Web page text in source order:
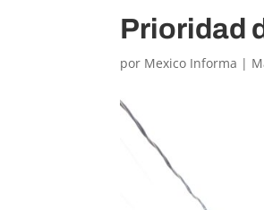
Prioridad
por Mexico Informa |